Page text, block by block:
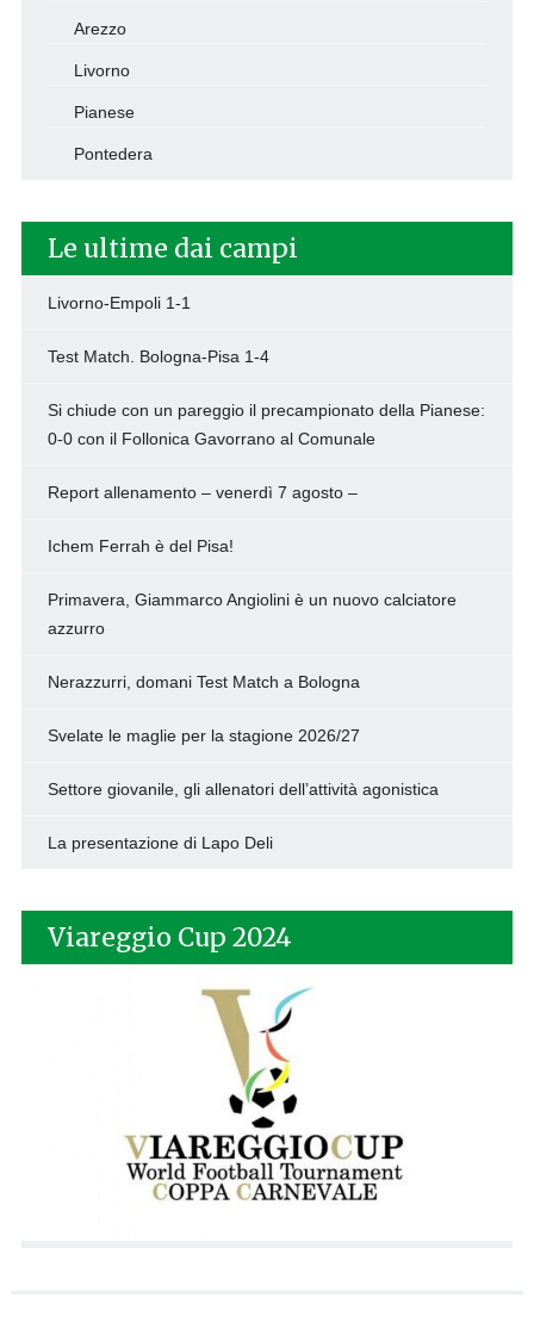
Arezzo
Livorno
Pianese
Pontedera
Le ultime dai campi
Livorno-Empoli 1-1
Test Match. Bologna-Pisa 1-4
Si chiude con un pareggio il precampionato della Pianese:
0-0 con il Follonica Gavorrano al Comunale
Report allenamento – venerdì 7 agosto –
Ichem Ferrah è del Pisa!
Primavera, Giammarco Angiolini è un nuovo calciatore
azzurro
Nerazzurri, domani Test Match a Bologna
Svelate le maglie per la stagione 2026/27
Settore giovanile, gli allenatori dell’attività agonistica
La presentazione di Lapo Deli
Viareggio Cup 2024